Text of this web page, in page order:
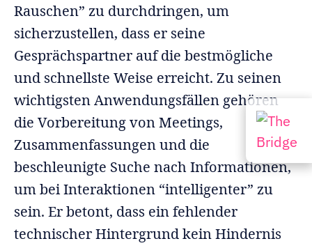
Rauschen” zu durchdringen, um
sicherzustellen, dass er seine
Gesprächspartner auf die bestmögliche
und schnellste Weise erreicht. Zu seinen
wichtigsten Anwendungsfällen gehören
die Vorbereitung von Meetings,
Zusammenfassungen und die
beschleunigte Suche nach Informationen,
um bei Interaktionen “intelligenter” zu
sein. Er betont, dass ein fehlender
technischer Hintergrund kein Hindernis